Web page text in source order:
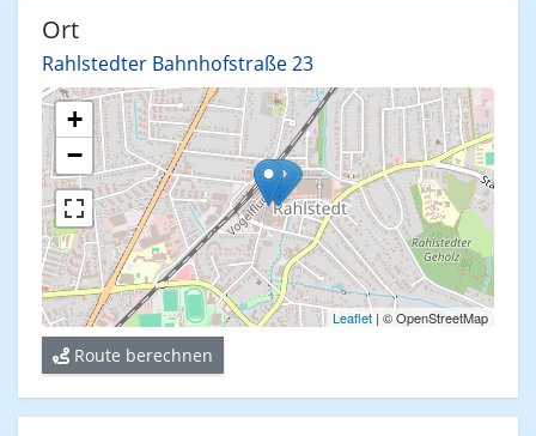
Ort
Rahlstedter Bahnhofstraße 23
+
−
Leaflet | © OpenStreetMap
Route berechnen